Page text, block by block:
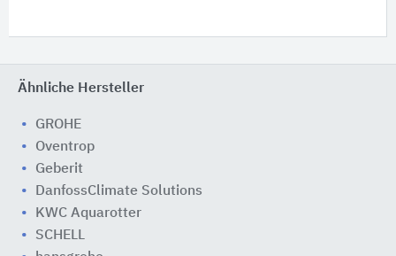
Ähnliche Hersteller
GROHE
Oventrop
Geberit
DanfossClimate Solutions
KWC Aquarotter
SCHELL